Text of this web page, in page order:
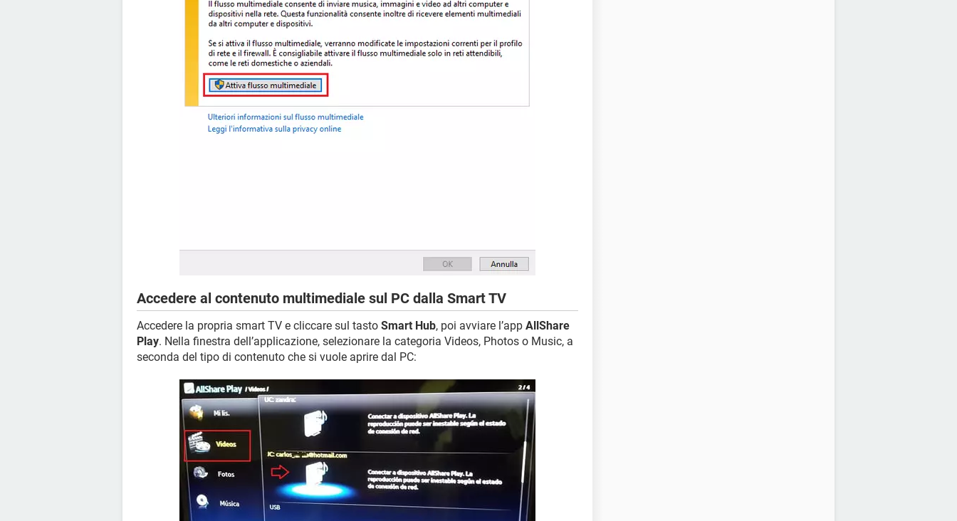
Accedere al contenuto multimediale sul PC dalla Smart TV
Accedere la propria smart TV e cliccare sul tasto Smart Hub, poi avviare l’app AllShare
Play. Nella finestra dell’applicazione, selezionare la categoria Videos, Photos o Music, a
seconda del tipo di contenuto che si vuole aprire dal PC: